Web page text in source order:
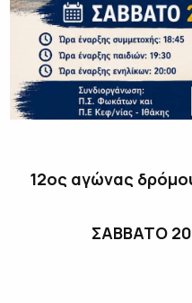
12ος αγώνας
ΣΑΒΒΑΤΟ